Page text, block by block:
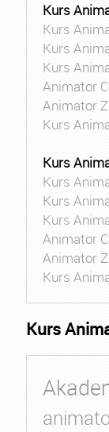
Kurs
Kurs
Kurs
Kurs
Animator
Animator
Kurs
Kurs
Kurs
Kurs
Kurs
Animator
Animator
Kurs
Kurs